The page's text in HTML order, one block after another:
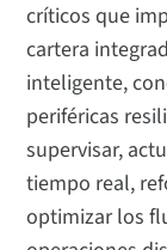
críticos que
cartera
inteligente,
periféricas
supervisar,
tiempo real,
optimizar los